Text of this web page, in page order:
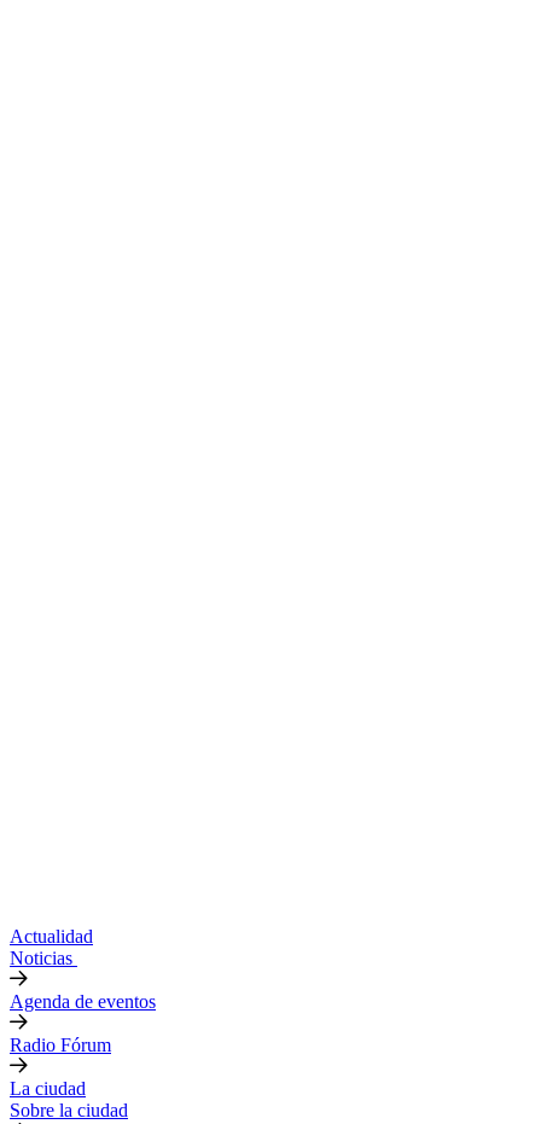
Actualidad
Noticias
Agenda de eventos
Radio Fórum
La ciudad
Sobre la ciudad